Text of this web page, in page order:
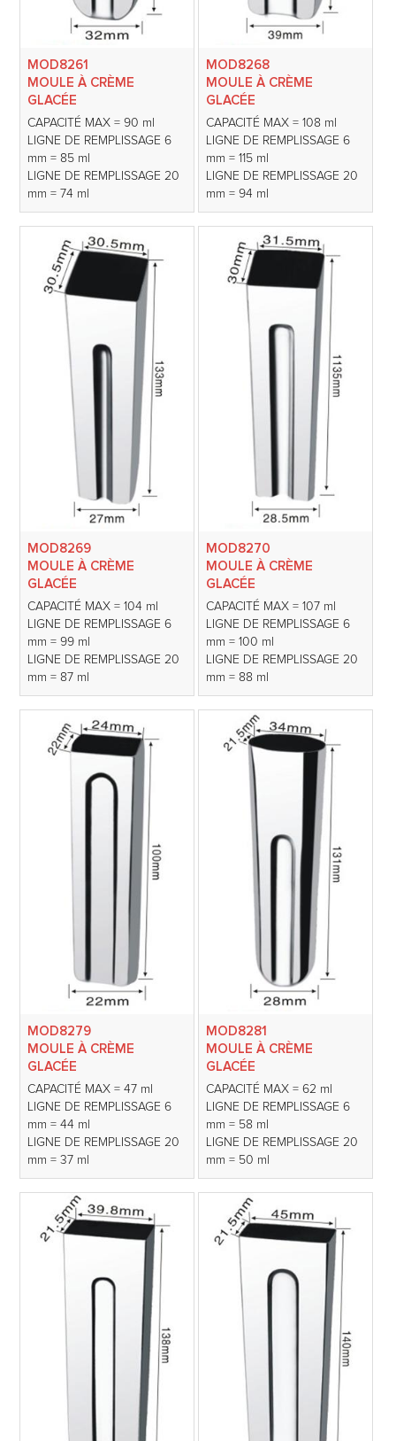
MOD8261
MOULE À CRÈME
GLACÉE
CAPACITÉ MAX = 90 ml
LIGNE DE REMPLISSAGE 6
mm = 85 ml
LIGNE DE REMPLISSAGE 20
mm = 74 ml
MOD8268
MOULE À CRÈME
GLACÉE
CAPACITÉ MAX = 108 ml
LIGNE DE REMPLISSAGE 6
mm = 115 ml
LIGNE DE REMPLISSAGE 20
mm = 94 ml
MOD8269
MOULE À CRÈME
GLACÉE
CAPACITÉ MAX = 104 ml
LIGNE DE REMPLISSAGE 6
mm = 99 ml
LIGNE DE REMPLISSAGE 20
mm = 87 ml
MOD8270
MOULE À CRÈME
GLACÉE
CAPACITÉ MAX = 107 ml
LIGNE DE REMPLISSAGE 6
mm = 100 ml
LIGNE DE REMPLISSAGE 20
mm = 88 ml
MOD8279
MOULE À CRÈME
GLACÉE
CAPACITÉ MAX = 47 ml
LIGNE DE REMPLISSAGE 6
mm = 44 ml
LIGNE DE REMPLISSAGE 20
mm = 37 ml
MOD8281
MOULE À CRÈME
GLACÉE
CAPACITÉ MAX = 62 ml
LIGNE DE REMPLISSAGE 6
mm = 58 ml
LIGNE DE REMPLISSAGE 20
mm = 50 ml